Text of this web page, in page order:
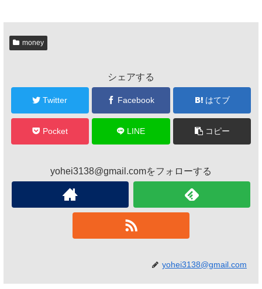
money
シェアする
Twitter Facebook はてブ
Pocket LINE コピー
yohei3138@gmail.comをフォローする
yohei3138@gmail.com